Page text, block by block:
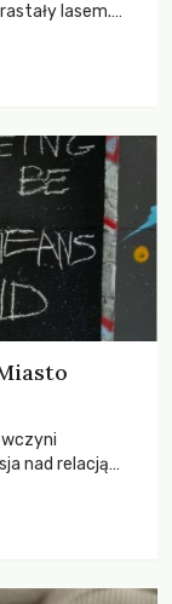
lasem.
nad relacją